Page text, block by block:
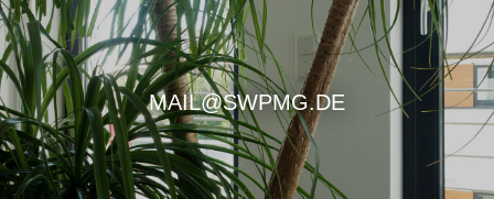
MAIL@SWPMG.DE